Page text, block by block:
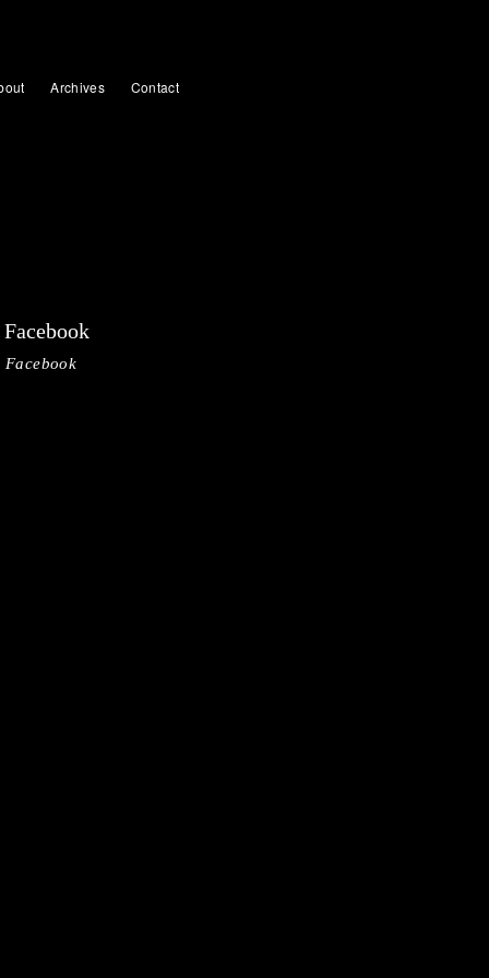
Archives Contact
Facebook
Facebook